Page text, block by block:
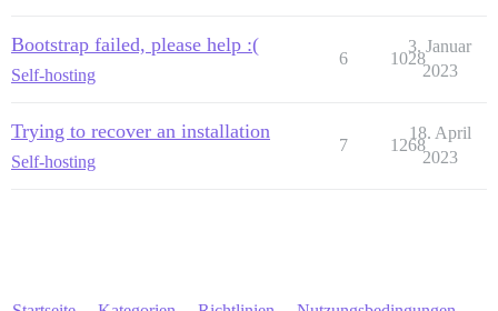
Bootstrap failed, please help :(
Self-hosting
6 1028
3. Januar
2023
Trying to recover an installation
Self-hosting
7 1268
18. April
2023